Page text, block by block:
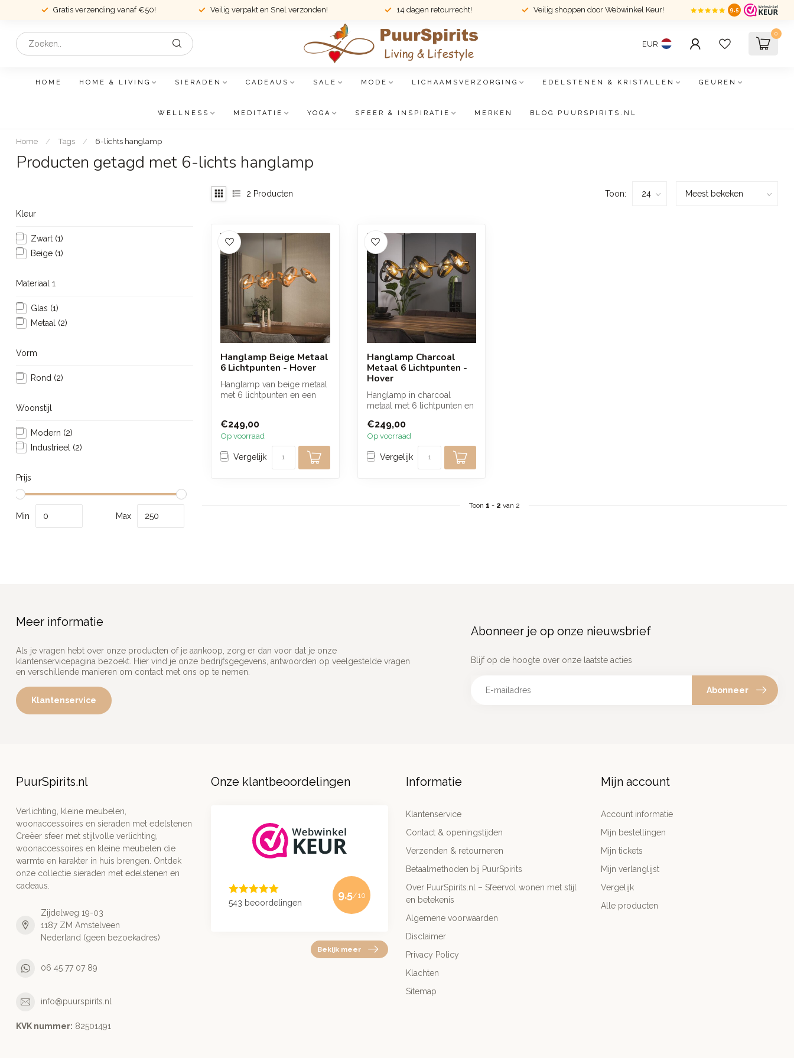
Gratis verzending vanaf €50! Veilig verpakt en Snel verzonden! 14 dagen retourrecht! Veilig shoppen door Webwinkel Keur! 9.5
EUR
0
HOME HOME & LIVING SIERADEN CADEAUS SALE MODE LICHAAMSVERZORGING EDELSTENEN & KRISTALLEN GEUREN
WELLNESS MEDITATIE YOGA SFEER & INSPIRATIE MERKEN BLOG PUURSPIRITS.NL
Home / Tags / 6-lichts hanglamp
Producten getagd met 6-lichts hanglamp
Kleur
Zwart (1)
Beige (1)
Materiaal 1
Glas (1)
Metaal (2)
Vorm
Rond (2)
Woonstijl
Modern (2)
Industrieel (2)
Prijs
Min Max
2 Producten Toon:
Hanglamp Beige Metaal
6 Lichtpunten - Hover
Hanglamp van beige metaal
met 6 lichtpunten en een
€249,00
Op voorraad
Vergelijk
Hanglamp Charcoal
Metaal 6 Lichtpunten -
Hover
Hanglamp in charcoal
metaal met 6 lichtpunten en
warm...
€249,00
Op voorraad
Vergelijk
Toon 1 - 2 van 2
Meer informatie
Als je vragen hebt over onze producten of je aankoop, zorg er dan voor dat je onze
klantenservicepagina bezoekt. Hier vind je onze bedrijfsgegevens, antwoorden op veelgestelde vragen
en verschillende manieren om contact met ons op te nemen.
Klantenservice
Abonneer je op onze nieuwsbrief
Blijf op de hoogte over onze laatste acties
Abonneer
PuurSpirits.nl
Verlichting, kleine meubelen,
woonaccessoires en sieraden met edelstenen
Creëer sfeer met stijlvolle verlichting,
woonaccessoires en kleine meubelen die
warmte en karakter in huis brengen. Ontdek
onze collectie sieraden met edelstenen en
cadeaus.
Zijdelweg 19-03
1187 ZM Amstelveen
Nederland (geen bezoekadres)
06 45 77 07 89
info@puurspirits.nl
KVK nummer: 82501491
Onze klantbeoordelingen
543 beoordelingen
9.5/10
Bekijk meer
Informatie
Klantenservice
Contact & openingstijden
Verzenden & retourneren
Betaalmethoden bij PuurSpirits
Over PuurSpirits.nl – Sfeervol wonen met stijl
en betekenis
Algemene voorwaarden
Disclaimer
Privacy Policy
Klachten
Sitemap
Mijn account
Account informatie
Mijn bestellingen
Mijn tickets
Mijn verlanglijst
Vergelijk
Alle producten